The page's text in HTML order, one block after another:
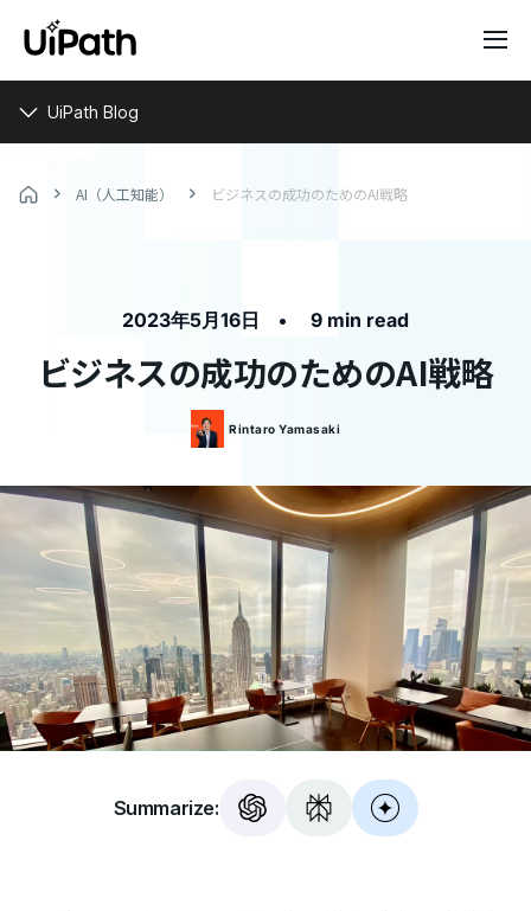
UiPath Blog
AI（人工知能） ビジネスの成功のためのAI戦略
2023年5月16日 • 9 min read
ビジネスの成功のためのAI戦略
Rintaro Yamasaki
Summarize: